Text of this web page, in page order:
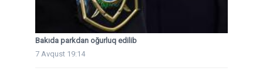
Bakıda parkdan oğurluq edilib
7 Avqust 19:14